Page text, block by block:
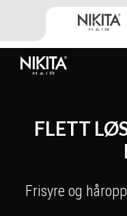
primary
navigation
main
content
footer
FLETT
Frisyre og